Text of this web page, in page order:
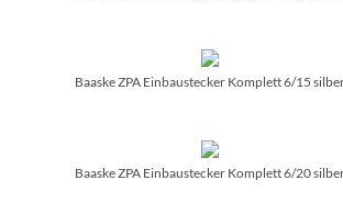
Baaske ZPA Einbaustecker Komplett 6/­15
Baaske ZPA Einbaustecker Komplett 6/­20